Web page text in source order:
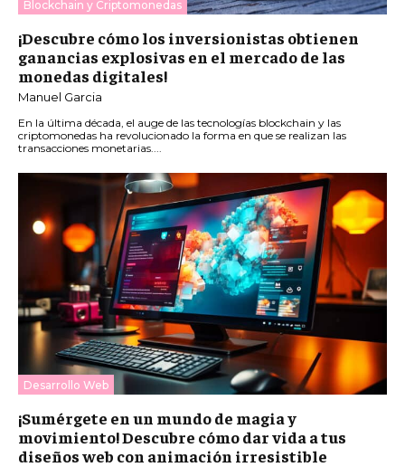
Blockchain y Criptomonedas
¡Descubre cómo los inversionistas obtienen
ganancias explosivas en el mercado de las
monedas digitales!
Manuel Garcia
En la última década, el auge de las tecnologías blockchain y las
criptomonedas ha revolucionado la forma en que se realizan las
transacciones monetarias....
Desarrollo Web
¡Sumérgete en un mundo de magia y
movimiento! Descubre cómo dar vida a tus
diseños web con animación irresistible